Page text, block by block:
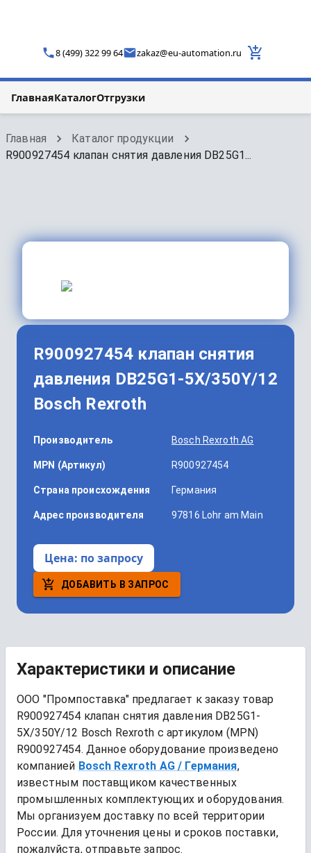
8 (499) 322 99 64 zakaz@eu-automation.ru
ГлавнаяКаталогОтгрузки
Главная
Каталог продукции
R900927454 клапан снятия давления DB25G1...
R900927454 клапан снятия
давления DB25G1-5X/350Y/12
Bosch Rexroth
Производитель Bosch Rexroth AG
MPN (Артикул) R900927454
Страна происхождения Германия
Адрес производителя 97816 Lohr am Main
Цена: по запросу
ДОБАВИТЬ В ЗАПРОС
Характеристики и описание
ООО "Промпоставка" предлагает к заказу товар
R900927454 клапан снятия давления DB25G1-
5X/350Y/12 Bosch Rexroth
R900927454. Данное оборудование произведено
компанией Bosch Rexroth AG / Германия,
известным поставщиком качественных
промышленных комплектующих и оборудования.
Мы организуем доставку по всей территории
России. Для уточнения цены и сроков поставки,
пожалуйста, отправьте запрос.